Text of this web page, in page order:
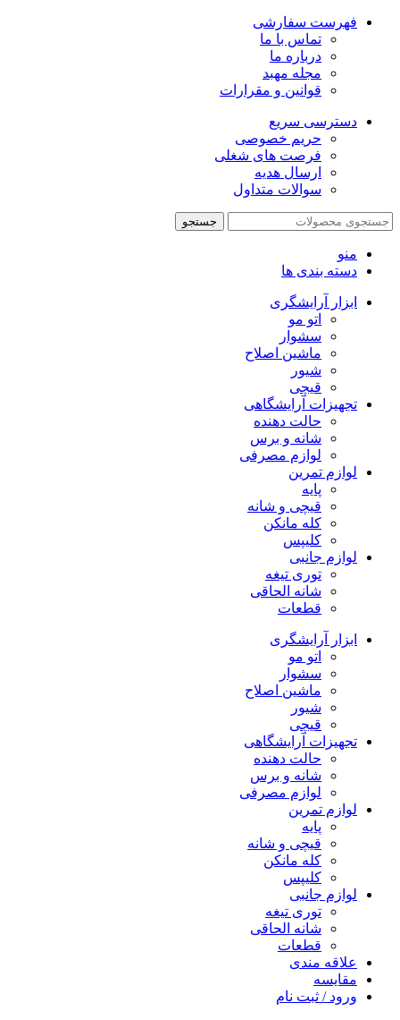
فهرست سفارشی
تماس با ما
درباره ما
مجله مهبد
قوانین و مقرارات
دسترسی سریع
حریم خصوصی
فرصت های شغلی
ارسال هدیه
سوالات متداول
جستجو
منو
دسته بندی ها
ابزار آرایشگری
اتو مو
سشوار
ماشین اصلاح
شیور
قیچی
تجهیزات آرایشگاهی
حالت دهنده
شانه و برس
لوازم مصرفی
لوازم تمرین
پایه
قیچی و شانه
کله مانکن
کلیپس
لوازم جانبی
توری تیغه
شانه الحاقی
قطعات
ابزار آرایشگری
اتو مو
سشوار
ماشین اصلاح
شیور
قیچی
تجهیزات آرایشگاهی
حالت دهنده
شانه و برس
لوازم مصرفی
لوازم تمرین
پایه
قیچی و شانه
کله مانکن
کلیپس
لوازم جانبی
توری تیغه
شانه الحاقی
قطعات
علاقه مندی
مقایسه
ورود / ثبت نام